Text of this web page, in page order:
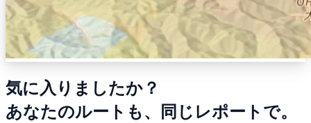
気に入りましたか？
あなたのルートも、同じレポートで。